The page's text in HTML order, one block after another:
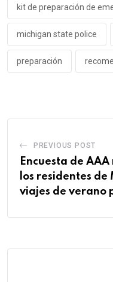
kit de preparación de
michigan state police
preparación
PREVIOUS POST
Encuesta de
los residentes
viajes de verano